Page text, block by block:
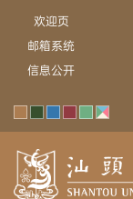
欢迎页
邮箱系统
信息公开